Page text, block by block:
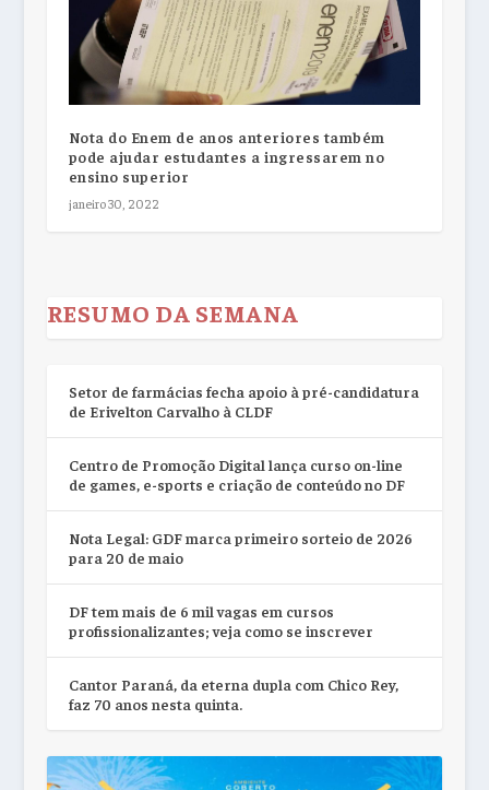
Nota do Enem de anos anteriores também
pode ajudar estudantes a ingressarem no
ensino superior
janeiro 30, 2022
RESUMO DA SEMANA
Setor de farmácias fecha apoio à pré-candidatura
de Erivelton Carvalho à CLDF
Centro de Promoção Digital lança curso on-line
de games, e-sports e criação de conteúdo no DF
Nota Legal: GDF marca primeiro sorteio de 2026
para 20 de maio
DF tem mais de 6 mil vagas em cursos
profissionalizantes; veja como se inscrever
Cantor Paraná, da eterna dupla com Chico Rey,
faz 70 anos nesta quinta.